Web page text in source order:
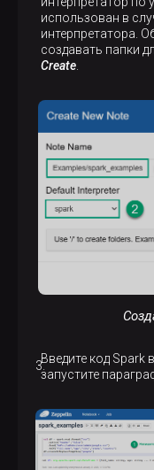
использован в
интерпретатора.
создавать папки
Create
Введите код Spark
запустите